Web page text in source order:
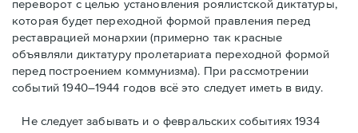
переворот с целью установления роялистской диктатуры,
которая будет переходной формой правления перед
реставрацией монархии (примерно так красные
объявляли диктатуру пролетариата переходной формой
перед построением коммунизма). При рассмотрении
событий 1940–1944 годов всё это следует иметь в виду.
Не следует забывать и о февральских событиях 1934